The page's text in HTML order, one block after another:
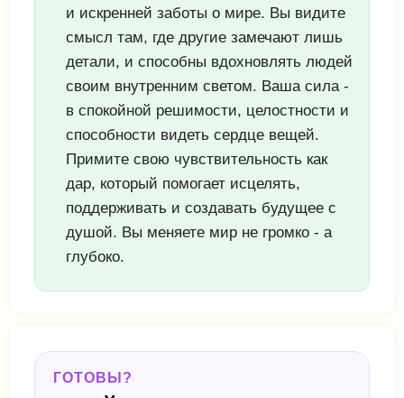
и искренней заботы о мире. Вы видите
смысл там, где другие замечают лишь
детали, и способны вдохновлять людей
своим внутренним светом. Ваша сила -
в спокойной решимости, целостности и
способности видеть сердце вещей.
Примите свою чувствительность как
дар, который помогает исцелять,
поддерживать и создавать будущее с
душой. Вы меняете мир не громко - а
глубоко.
ГОТОВЫ?